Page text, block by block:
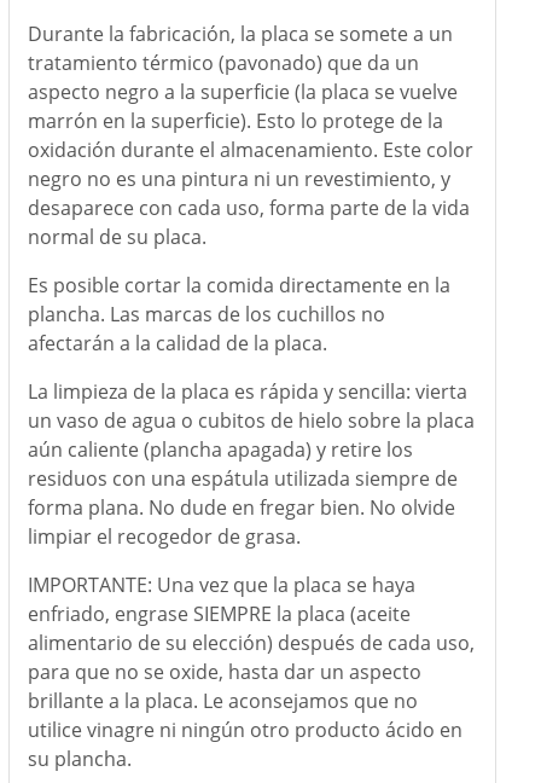
Durante la fabricación, la placa se somete a un
tratamiento térmico (pavonado) que da un
aspecto negro a la superficie (la placa se vuelve
marrón en la superficie). Esto lo protege de la
oxidación durante el almacenamiento. Este color
negro no es una pintura ni un revestimiento, y
desaparece con cada uso, forma parte de la vida
normal de su placa.
Es posible cortar la comida directamente en la
plancha. Las marcas de los cuchillos no
afectarán a la calidad de la placa.
La limpieza de la placa es rápida y sencilla: vierta
un vaso de agua o cubitos de hielo sobre la placa
aún caliente (plancha apagada) y retire los
residuos con una espátula utilizada siempre de
forma plana. No dude en fregar bien. No olvide
limpiar el recogedor de grasa.
IMPORTANTE: Una vez que la placa se haya
enfriado, engrase SIEMPRE la placa (aceite
alimentario de su elección) después de cada uso,
para que no se oxide, hasta dar un aspecto
brillante a la placa. Le aconsejamos que no
utilice vinagre ni ningún otro producto ácido en
su plancha.